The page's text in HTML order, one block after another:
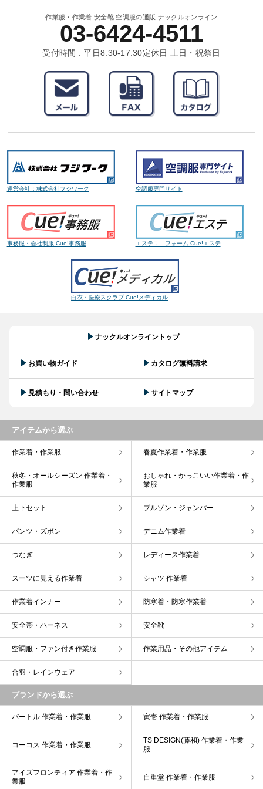
作業服・作業着 安全靴 空調服の通販 ナックルオンライン
03-6424-4511
受付時間 : 平日8:30-17:30定休日 土日・祝祭日
運営会社：株式会社フジワーク 空調服専門サイト
事務服・会社制服 Cue!事務服 エステユニフォーム Cue!エステ
白衣・医療スクラブ Cue!メディカル
ナックルオンライントップ
お買い物ガイド カタログ無料請求
見積もり・問い合わせ サイトマップ
アイテムから選ぶ
作業着・作業服 春夏作業着・作業服
秋冬・オールシーズン 作業着・
作業服
おしゃれ・かっこいい作業着・作
業服
上下セット ブルゾン・ジャンパー
パンツ・ズボン デニム作業着
つなぎ レディース作業着
スーツに見える作業着 シャツ 作業着
作業着インナー 防寒着・防寒作業着
安全帯・ハーネス 安全靴
空調服・ファン付き作業服 作業用品・その他アイテム
合羽・レインウェア
ブランドから選ぶ
バートル 作業着・作業服 寅壱 作業着・作業服
コーコス 作業着・作業服
TS DESIGN(藤和) 作業着・作業
服
アイズフロンティア 作業着・作
業服
自重堂 作業着・作業服